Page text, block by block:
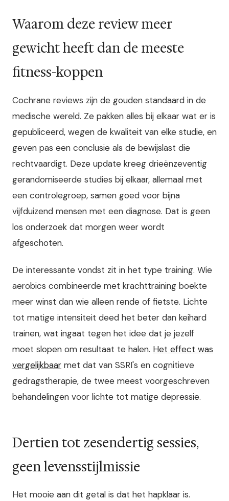
Waarom deze review meer
gewicht heeft dan de meeste
fitness-koppen
Cochrane reviews zijn de gouden standaard in de
medische wereld. Ze pakken alles bij elkaar wat er is
gepubliceerd, wegen de kwaliteit van elke studie, en
geven pas een conclusie als de bewijslast die
rechtvaardigt. Deze update kreeg drieënzeventig
gerandomiseerde studies bij elkaar, allemaal met
een controlegroep, samen goed voor bijna
vijfduizend mensen met een diagnose. Dat is geen
los onderzoek dat morgen weer wordt
afgeschoten.
De interessante vondst zit in het type training. Wie
aerobics combineerde met krachttraining boekte
meer winst dan wie alleen rende of fietste. Lichte
tot matige intensiteit deed het beter dan keihard
trainen, wat ingaat tegen het idee dat je jezelf
moet slopen om resultaat te halen. Het effect was
vergelijkbaar met dat van SSRI's en cognitieve
gedragstherapie, de twee meest voorgeschreven
behandelingen voor lichte tot matige depressie.
Dertien tot zesendertig sessies,
geen levensstijlmissie
Het mooie aan dit getal is dat het hapklaar is.